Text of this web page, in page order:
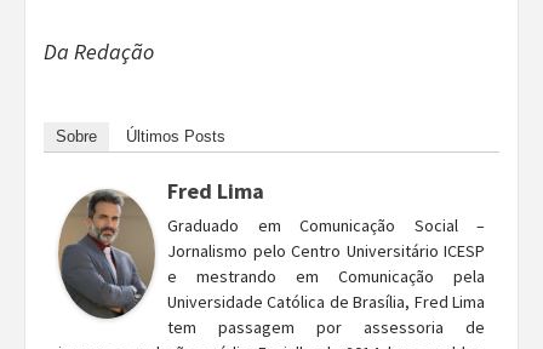
Da Redação
Sobre Últimos Posts
Fred Lima
Graduado em Comunicação Social –
Jornalismo pelo Centro Universitário ICESP
e mestrando em Comunicação pela
Universidade Católica de Brasília, Fred Lima
tem passagem por assessoria de